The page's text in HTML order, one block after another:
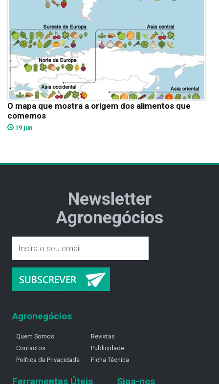
O mapa que mostra a origem dos alimentos que
comemos
19 jun
Newsletter
Agronegócios
Agronegócios
Quem Somos
Contactos
Política de Privacidade
Revistas
Publicidade
Ficha Técnica
Ferramentas Úteis Siga-nos